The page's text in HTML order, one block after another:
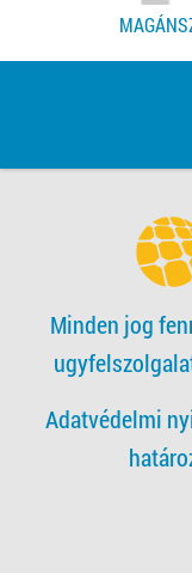
Minden jog
Adatvédelmi